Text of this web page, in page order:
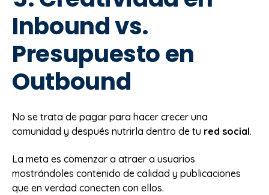
Inbound vs.
Presupuesto en
Outbound
No se trata de pagar para hacer crecer una
comunidad y después nutrirla dentro de tu red social.
La meta es comenzar a atraer a usuarios
mostrándoles contenido de calidad y publicaciones
que en verdad conecten con ellos.